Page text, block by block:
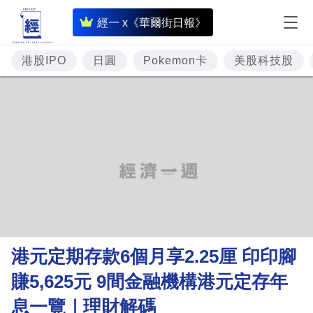
經一 x《華爾街日報》
即
時
財
經
理
財
商
業
港股IPO 日圓 Pokemon卡 美股科技股
港元定期存款6個月享2.25厘 印印腳
賺5,625元 9間金融機構港元定存年
息一覽｜理財解碼